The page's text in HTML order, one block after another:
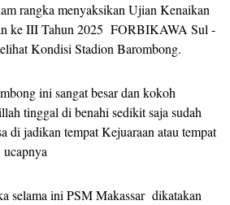
rangka menyaksikan Ujian Kenaikan
ke III Tahun 2025 FORBIKAWA Sul -
Kondisi Stadion Barombong.
ini sangat besar dan kokoh
tinggal di benahi sedikit saja sudah
di jadikan tempat Kejuaraan atau tempat
selama ini PSM Makassar dikatakan